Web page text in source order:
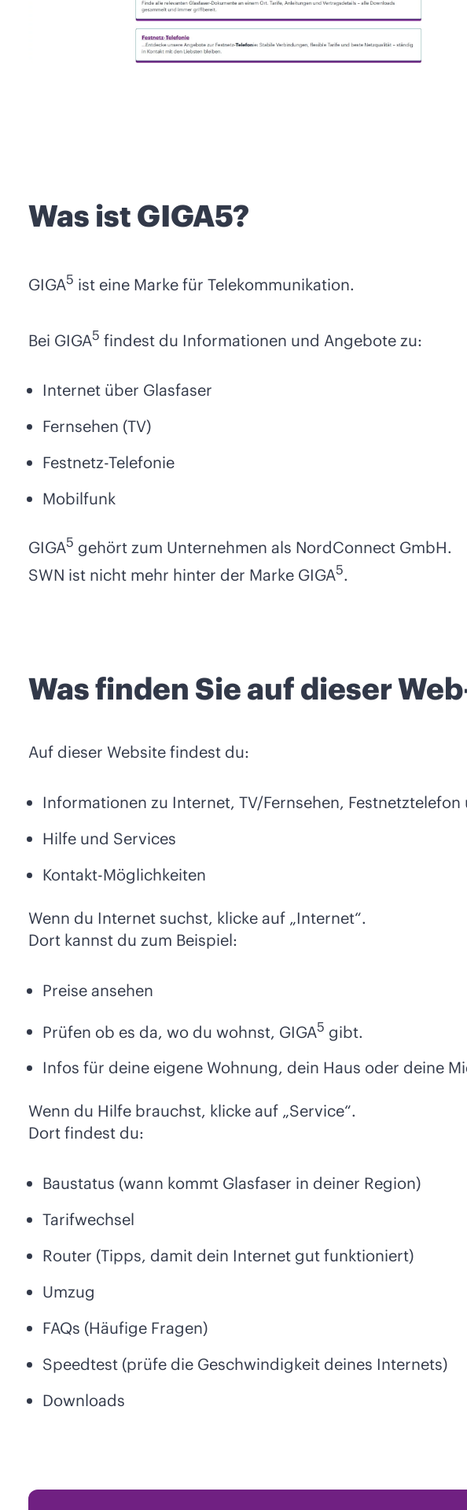
Was ist GIGA5?
GIGA5 ist eine Marke für Telekommunikation.
Bei GIGA5 findest du Informationen und Angebote zu:
Internet über Glasfaser
Fernsehen (TV)
Festnetz-Telefonie
Mobilfunk
GIGA5 gehört zum Unternehmen als NordConnect GmbH.
SWN ist nicht mehr hinter der Marke GIGA5.
Was finden Sie auf dieser
Auf dieser Website findest du:
Informationen zu Internet, TV/Fernsehen,
Hilfe und Services
Kontakt-Möglichkeiten
Wenn du Internet suchst, klicke auf „Internet“.
Dort kannst du zum Beispiel:
Preise ansehen
Prüfen ob es da, wo du wohnst, GIGA5 gibt.
Infos für deine eigene Wohnung, dein Haus oder deine
Wenn du Hilfe brauchst, klicke auf „Service“.
Dort findest du:
Baustatus (wann kommt Glasfaser in deiner Region)
Tarifwechsel
Router (Tipps, damit dein Internet gut funktioniert)
Umzug
FAQs (Häufige Fragen)
Speedtest (prüfe die Geschwindigkeit deines Internets)
Downloads